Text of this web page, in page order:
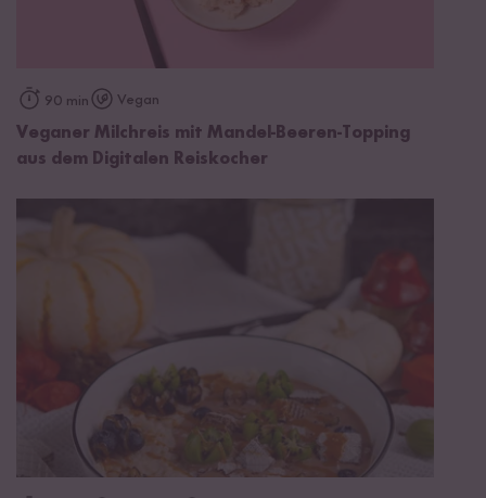
90 min Vegan
Veganer Milchreis mit Mandel-Beeren-Topping
aus dem Digitalen Reiskocher